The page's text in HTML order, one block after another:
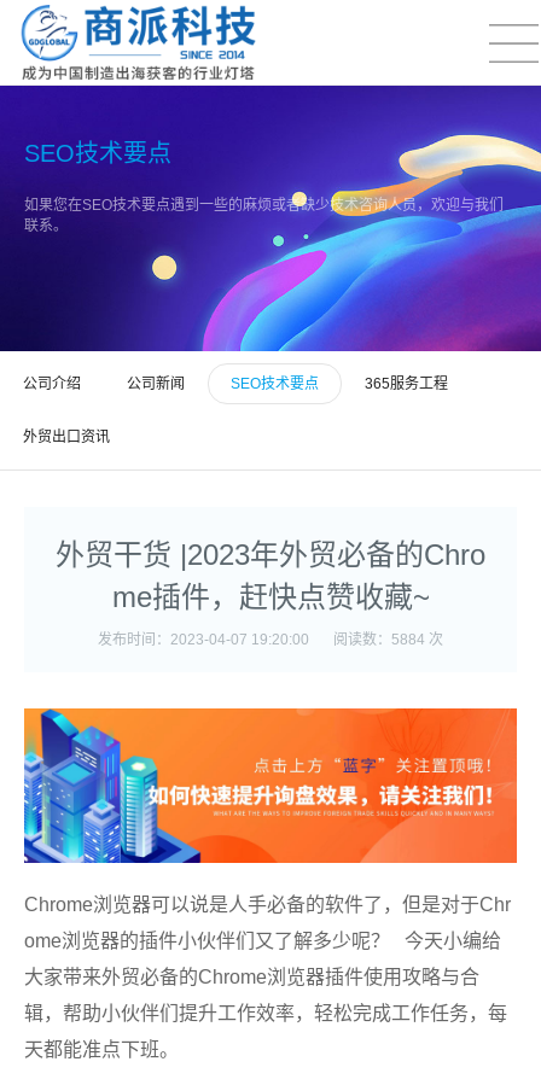
SEO技术要点
如果您在SEO技术要点遇到一些的麻烦或者缺少技术咨询人员，欢迎与我们
联系。
公司介绍 公司新闻 SEO技术要点 365服务工程
外贸出口资讯
外贸干货 |2023年外贸必备的Chro
me插件，赶快点赞收藏~
发布时间：2023-04-07 19:20:00 阅读数：5884 次
Chrome浏览器可以说是人手必备的软件了，但是对于Chr
ome浏览器的插件小伙伴们又了解多少呢？
今天小编给
大家带来外贸必备的Chrome浏览器插件使用攻略与合
辑，帮助小伙伴们提升工作效率，轻松完成工作任务，每
天都能准点下班。